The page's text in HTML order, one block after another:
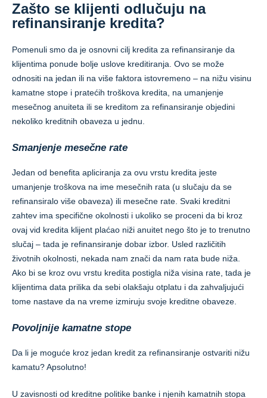
Zašto se klijenti odlučuju na
refinansiranje kredita?
Pomenuli smo da je osnovni cilj kredita za refinansiranje da
klijentima ponude bolje uslove kreditiranja. Ovo se može
odnositi na jedan ili na više faktora istovremeno – na nižu visinu
kamatne stope i pratećih troškova kredita, na umanjenje
mesečnog anuiteta ili se kreditom za refinansiranje objedini
nekoliko kreditnih obaveza u jednu.
Smanjenje mesečne rate
Jedan od benefita apliciranja za ovu vrstu kredita jeste
umanjenje troškova na ime mesečnih rata (u slučaju da se
refinansiralo više obaveza) ili mesečne rate. Svaki kreditni
zahtev ima specifične okolnosti i ukoliko se proceni da bi kroz
ovaj vid kredita klijent plaćao niži anuitet nego što je to trenutno
slučaj – tada je refinansiranje dobar izbor. Usled različitih
životnih okolnosti, nekada nam znači da nam rata bude niža.
Ako bi se kroz ovu vrstu kredita postigla niža visina rate, tada je
klijentima data prilika da sebi olakšaju otplatu i da zahvaljujući
tome nastave da na vreme izmiruju svoje kreditne obaveze.
Povoljnije kamatne stope
Da li je moguće kroz jedan kredit za refinansiranje ostvariti nižu
kamatu? Apsolutno!
U zavisnosti od kreditne politike banke i njenih kamatnih stopa